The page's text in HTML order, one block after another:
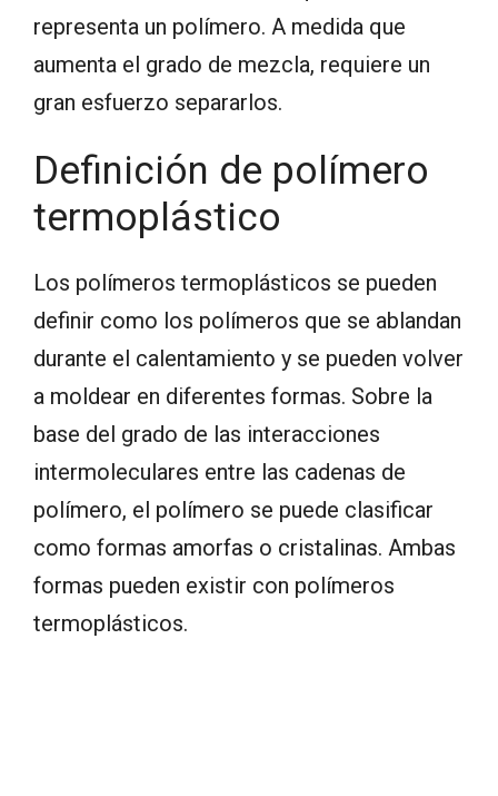
representa un polímero. A medida que
aumenta el grado de mezcla, requiere un
gran esfuerzo separarlos.
Definición de polímero
termoplástico
Los polímeros termoplásticos se pueden
definir como los polímeros que se ablandan
durante el calentamiento y se pueden volver
a moldear en diferentes formas. Sobre la
base del grado de las interacciones
intermoleculares entre las cadenas de
polímero, el polímero se puede clasificar
como formas amorfas o cristalinas. Ambas
formas pueden existir con polímeros
termoplásticos.